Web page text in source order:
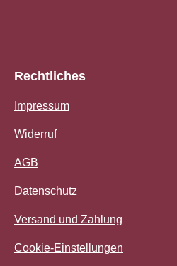
Rechtliches
Impressum
Widerruf
AGB
Datenschutz
Versand und Zahlung
Cookie-Einstellungen